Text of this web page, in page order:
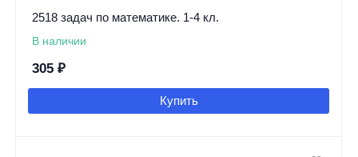
2518 задач по математике. 1-4 кл.
В наличии
305 ₽
Купить